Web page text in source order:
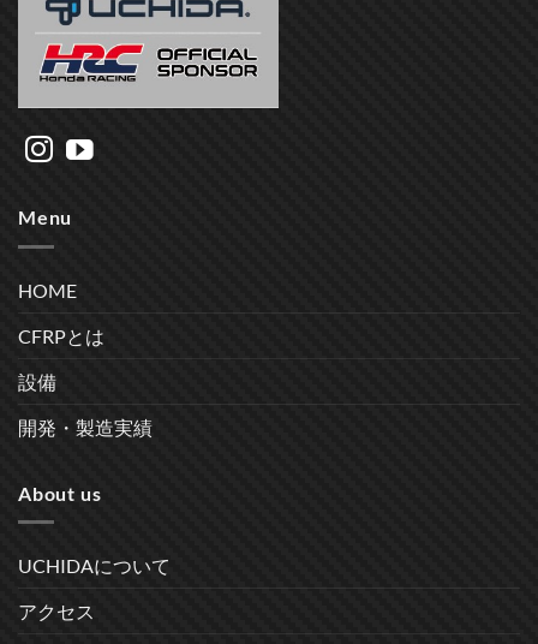
Menu
HOME
CFRPとは
設備
開発・製造実績
About us
UCHIDAについて
アクセス